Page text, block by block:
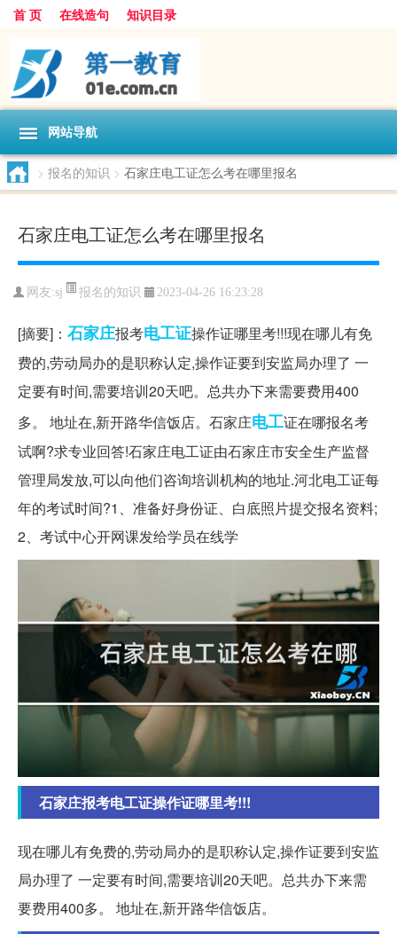
首 页 在线造句 知识目录
网站导航
> 报名的知识 > 石家庄电工证怎么考在哪里报名
石家庄电工证怎么考在哪里报名
网友:sj 报名的知识 2023-04-26 16:23:28
[摘要]： 石家庄报考电工证操作证哪里考!!!现在哪儿有免
费的,劳动局办的是职称认定,操作证要到安监局办理了 一
定要有时间,需要培训20天吧。总共办下来需要费用400
多。 地址在,新开路华信饭店。石家庄电工证在哪报名考
试啊?求专业回答!石家庄电工证由石家庄市安全生产监督
管理局发放,可以向他们咨询培训机构的地址.河北电工证每
年的考试时间?1、准备好身份证、白底照片提交报名资料;
2、考试中心开网课发给学员在线学
石家庄报考电工证操作证哪里考!!!
现在哪儿有免费的,劳动局办的是职称认定,操作证要到安监
局办理了 一定要有时间,需要培训20天吧。总共办下来需
要费用400多。 地址在,新开路华信饭店。